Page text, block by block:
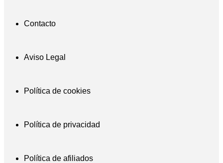
Contacto
Aviso Legal
Política de cookies
Política de privacidad
Política de afiliados